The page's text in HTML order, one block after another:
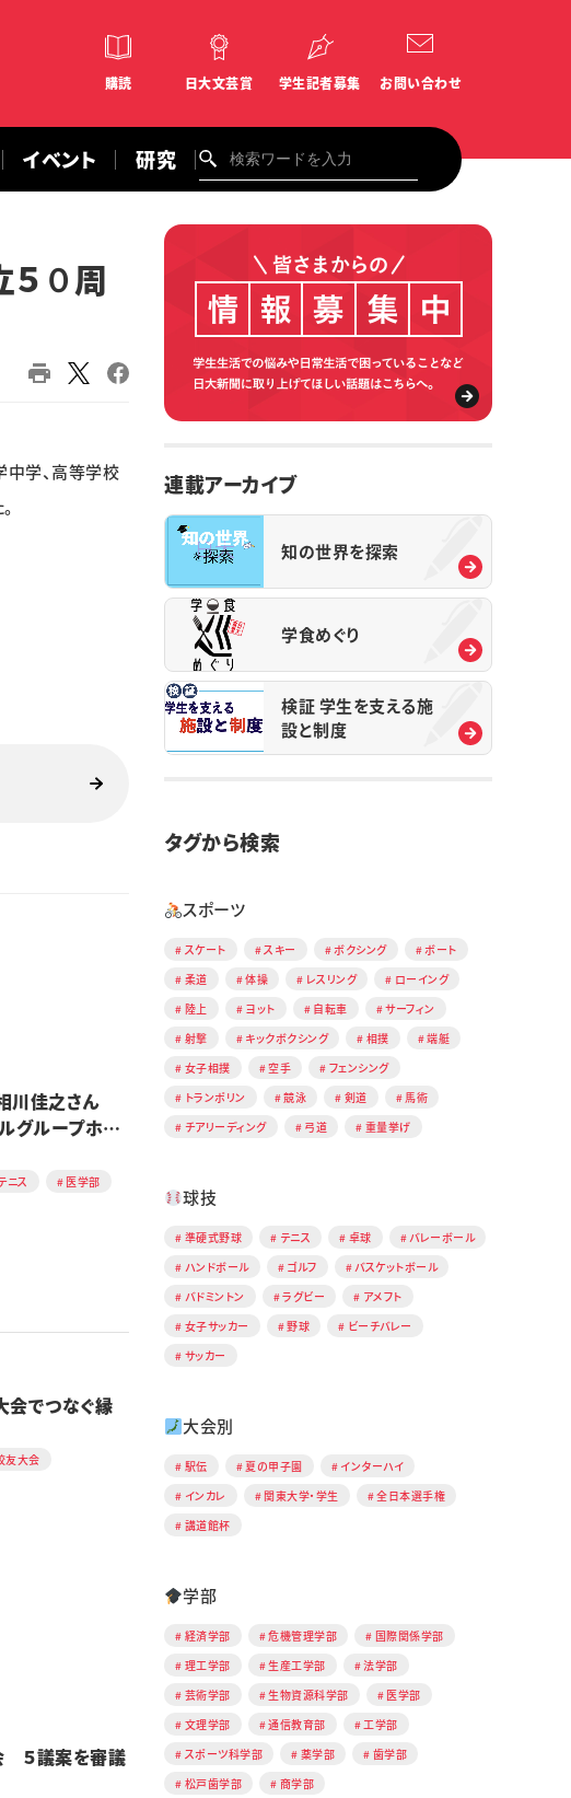
購読 日大文芸賞 学生記者募集 お問い合わせ
イベント 研究
０周
学、高等学校
川佳之さん
グループホー
ニス
医学部
でつなぐ縁
友大会
５議案を審議
連載アーカイブ
知の世界を探索
学食めぐり
検証 学生を支える施
設と制度
タグから検索
スポーツ
スケート スキー ボクシング
ボート
柔道
体操 レスリング
ローイング
陸上
ヨット 自転車
サーフィン
射撃
キックボクシング 相撲
端艇
女子相撲
空手
フェンシング
トランポリン
競泳 剣道
馬術
チアリーディング
弓道 重量挙げ
球技
準硬式野球 テニス 卓球
バレーボール
ハンドボール
ゴルフ
バスケットボール
バドミントン
ラグビー
アメフト
女子サッカー
野球
ビーチバレー
サッカー
大会別
駅伝 夏の甲子園
インターハイ
インカレ
関東大学・学生
全日本選手権
講道館杯
学部
経済学部 危機管理学部
国際関係学部
理工学部
生産工学部
法学部
芸術学部
生物資源科学部
医学部
文理学部
通信教育部
工学部
スポーツ科学部
薬学部
歯学部
松戸歯学部
商学部